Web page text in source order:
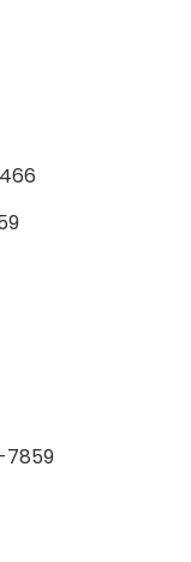
7859